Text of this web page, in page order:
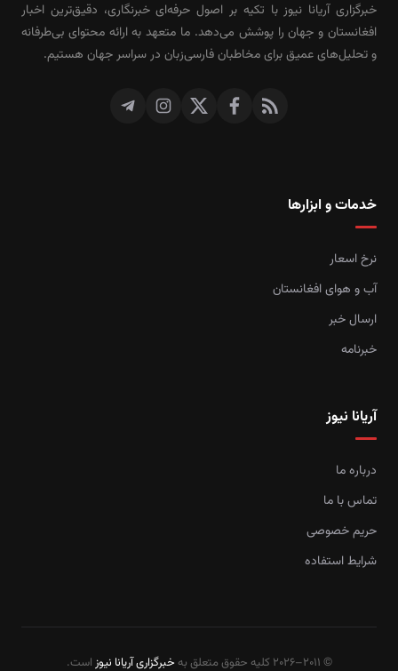
خبرگزاری آریانا نیوز با تکیه بر اصول حرفه‌ای خبرنگاری، دقیق‌ترین اخبار
افغانستان و جهان را پوشش می‌دهد. ما متعهد به ارائه محتوای بی‌طرفانه
و تحلیل‌های عمیق برای مخاطبان فارسی‌زبان در سراسر جهان هستیم.
خدمات و ابزارها
نرخ اسعار
آب و هوای افغانستان
ارسال خبر
خبرنامه
آریانا نیوز
درباره ما
تماس با ما
حریم خصوصی
شرایط استفاده
© 2011–2026 کلیه حقوق متعلق به خبرگزاری آریانا نیوز است.